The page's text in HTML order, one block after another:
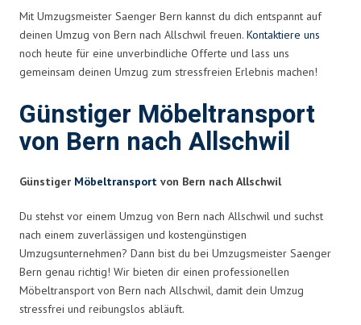
Mit Umzugsmeister Saenger Bern kannst du dich entspannt auf
deinen Umzug von Bern nach Allschwil freuen. Kontaktiere uns
noch heute für eine unverbindliche Offerte und lass uns
gemeinsam deinen Umzug zum stressfreien Erlebnis machen!
Günstiger Möbeltransport
von Bern nach Allschwil
Günstiger Möbeltransport von Bern nach Allschwil
Du stehst vor einem Umzug von Bern nach Allschwil und suchst
nach einem zuverlässigen und kostengünstigen
Umzugsunternehmen? Dann bist du bei Umzugsmeister Saenger
Bern genau richtig! Wir bieten dir einen professionellen
Möbeltransport von Bern nach Allschwil, damit dein Umzug
stressfrei und reibungslos abläuft.